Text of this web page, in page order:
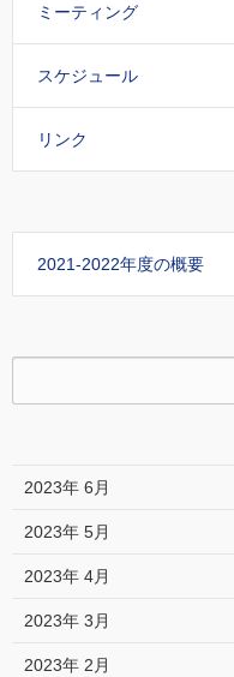
ミーティング
スケジュール
リンク
2021-2022年度の概要
2023年 6月
2023年 5月
2023年 4月
2023年 3月
2023年 2月